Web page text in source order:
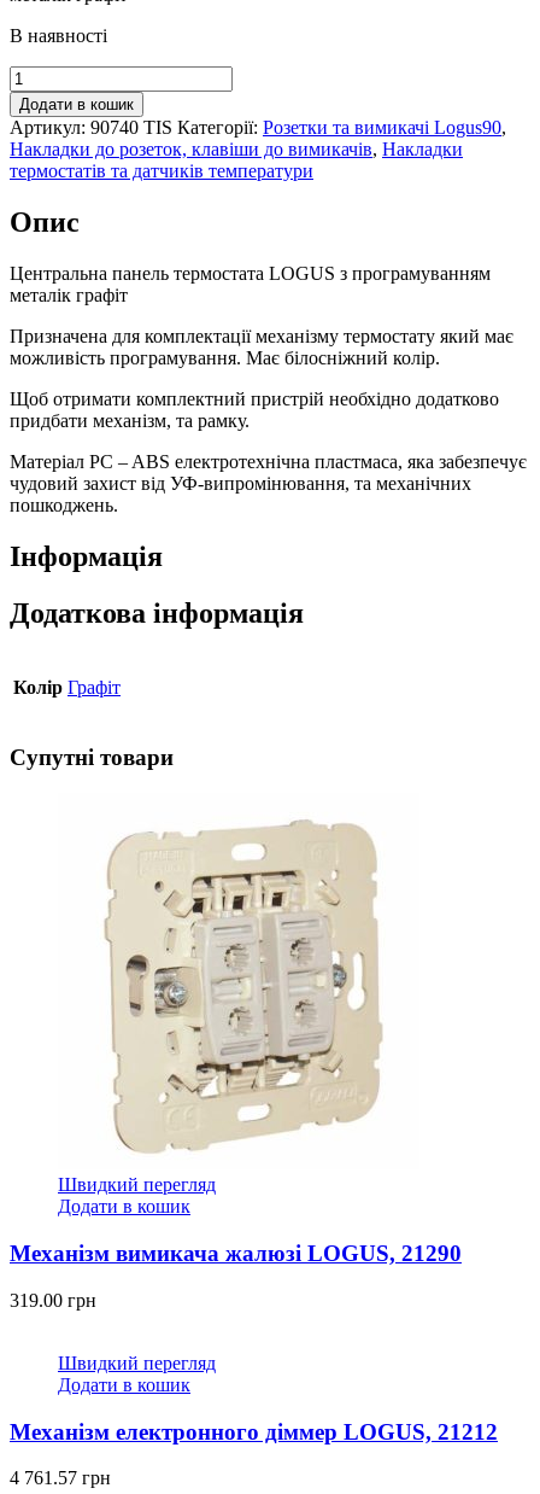
В наявності
Центральна
панель
термостата
LOGUS
з
програмуванням
графіт,
TIS
кількість
Додати в кошик
Артикул: 90740 TIS Категорії: Розетки та вимикачі Logus90,
Накладки до розеток, клавіши до вимикачів, Накладки
термостатів та датчиків температури
Опис
Центральна панель термостата LOGUS з програмуванням
металік графіт
Призначена для комплектації механізму термостату який має
можливість програмування. Має білосніжний колір.
Щоб отримати комплектний пристрій необхідно додатково
придбати механізм, та рамку.
Матеріал PC – ABS електротехнічна пластмаса, яка забезпечує
чудовий захист від УФ-випромінювання, та механічних
пошкоджень.
Інформація
Додаткова інформація
Колір Графіт
Супутні товари
Швидкий перегляд
Додати в кошик
Механізм вимикача жалюзі LOGUS, 21290
319.00 грн
Швидкий перегляд
Додати в кошик
Механізм електронного діммeр LOGUS, 21212
4 761.57 грн